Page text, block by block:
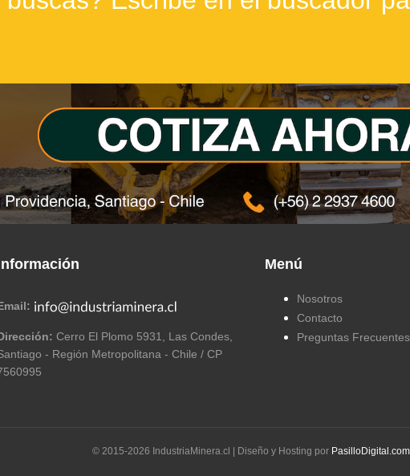
Cerro El Plomo 5931, Las Condes,
- Región Metropolitana - Chile / CP
Menú
Nosotros
Contacto
Preguntas Frecuentes
© 2015-2026 IndustriaMinera.cl | Diseño y Hosting por PasilloDigital.com